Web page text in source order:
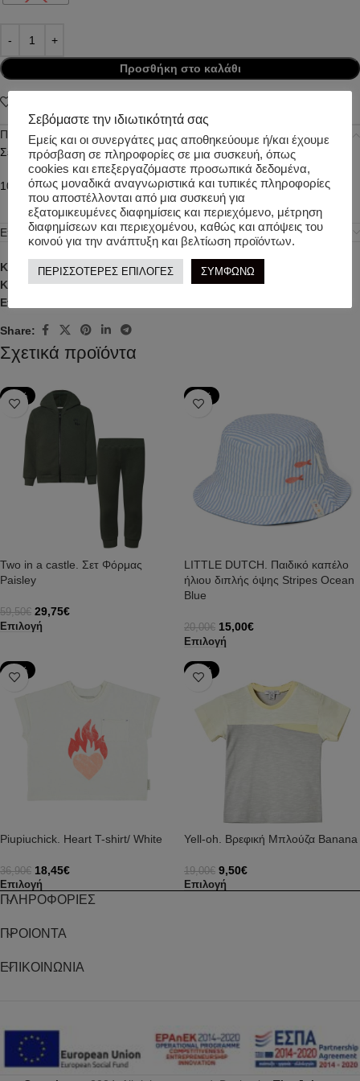
Προσθήκη στο καλάθι
Περιγραφή
Σετ Φόρμας
100% Cotton
Επιπλέον πληροφορίες
Κωδικός προϊόντος:t5870
Κατηγορίες:ΑΓΟΡΙ, ΣΕΤ, ΧΕΙΜΕΡΙΝΑ
Ετικέτα:
Share:
Σχετικά προϊόντα
-50%
Two in a castle. Σετ Φόρμας
Paisley
59,50€ 29,75€
Επιλογή
-25%
LITTLE DUTCH. Παιδικό καπέλο
ήλιου διπλής όψης Stripes Ocean
Blue
20,00€ 15,00€
Επιλογή
-50%
Piupiuchick. Heart T-shirt/ White
36,90€ 18,45€
Επιλογή
-50%
Yell-oh. Βρεφική Μπλούζα Banana
19,00€ 9,50€
Επιλογή
ΠΛΗΡΟΦΟΡΙΕΣ
ΠΡΟΙΟΝΤΑ
ΕΠΙΚΟΙΝΩΝΙΑ
Σεβόμαστε την ιδιωτικότητά σας
Εμείς και οι συνεργάτες μας αποθηκεύουμε ή/και έχουμε
πρόσβαση σε πληροφορίες σε μια συσκευή, όπως
cookies και επεξεργαζόμαστε προσωπικά δεδομένα,
όπως μοναδικά αναγνωριστικά και τυπικές πληροφορίες
που αποστέλλονται από μια συσκευή για
εξατομικευμένες διαφημίσεις και περιεχόμενο, μέτρηση
διαφημίσεων και περιεχομένου, καθώς και απόψεις του
κοινού για την ανάπτυξη και βελτίωση προϊόντων.
ΠΕΡΙΣΣΟΤΕΡΕΣ ΕΠΙΛΟΓΕΣ ΣΥΜΦΩΝΩ